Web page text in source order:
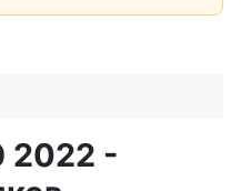
2022 -